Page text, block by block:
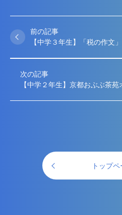
前の記事
【中学３年生】「税の作文
次の記事
【中学２年生】京都おぶぶ茶
トップペ